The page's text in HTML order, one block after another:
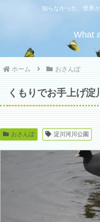
知らなかった、世界
What
ホーム おさんぽ
くもりでお手上げ淀
おさんぽ 淀川河川公園